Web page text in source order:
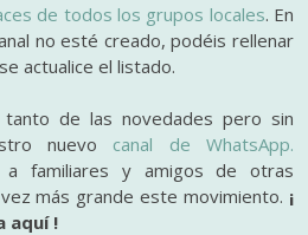
de todos los grupos locales. En
no esté creado, podéis rellenar
actualice el listado.
de las novedades pero sin
nuevo canal de WhatsApp.
a familiares y amigos de otras
más grande este movimiento. ¡
aquí !